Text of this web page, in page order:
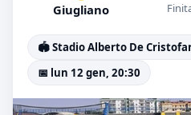
Giugliano
🏟️ Stadio Alberto De
📅 lun 12 gen, 20:30